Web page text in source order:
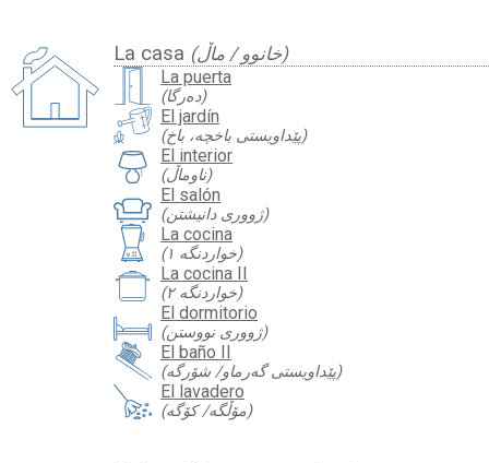
La casa (خانوو / ماڵ)
La puerta
(دەرگا)
El jardín
(پێداویستی باخچە، باخ)
El interior
(ناوماڵ)
El salón
(ژووری دانیشتن)
La cocina
(خواردنگە ١)
La cocina II
(خواردنگە ٢)
El dormitorio
(ژووری نووستن)
El baño II
(پێداویستی گەرماو/ شۆرگە)
El lavadero
(مۆڵگە/ کۆگە)